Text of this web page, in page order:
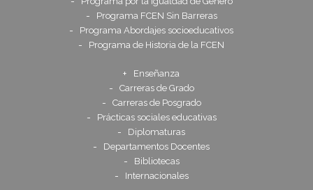
Programa FCEN Sin Barreras
Programa Abordajes socioeducativos
Programa de Historia de la FCEN
Enseñanza
Carreras de Grado
Carreras de Posgrado
Prácticas sociales educativas
Diplomaturas
Departamentos Docentes
Bibliotecas
Internacionales